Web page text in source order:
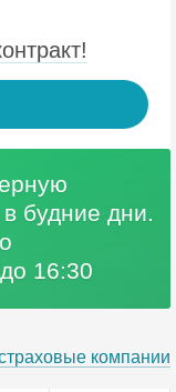
будние дни.
16:30
компании